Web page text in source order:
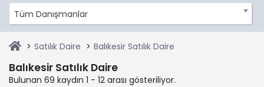
Tüm Danışmanlar
Satılık Daire Balıkesir Satılık Daire
Balıkesir Satılık Daire
Bulunan 69 kaydın 1 - 12 arası gösteriliyor.